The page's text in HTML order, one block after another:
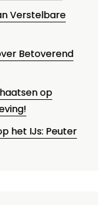
Verstelbare
Betoverend
op
het IJs: Peuter